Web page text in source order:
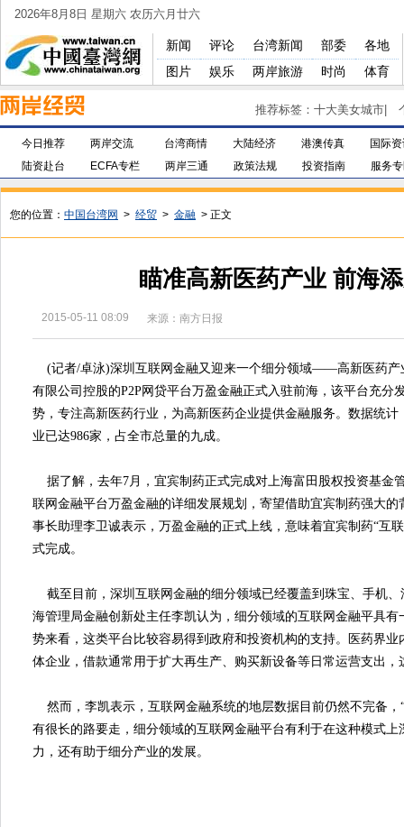
2026年8月8日 星期六 农历六月廿六
新闻 评论 台湾新闻 部委
各地
图片
娱乐 两岸旅游 时尚 体育
推荐标签： 十大美女城市
今日推荐 两岸交流 台湾商情 大陆经济 港澳传真
国际
陆资赴台
ECFA专栏 两岸三通 政策法规 投资指南 服务
您的位置： 中国台湾网 > 经贸 > 金融 > 正文
瞄准高新医药产业 前海
2015-05-11 08:09 来源：南方日报
(记者/卓泳)深圳互联网金融又迎来一个细分领域——高新医药产
有限公司控股的P2P网贷平台万盈金融正式入驻前海，该平台充分
势，专注高新医药行业，为高新医药企业提供金融服务。数据统计
业已达986家，占全市总量的九成。
据了解，去年7月，宜宾制药正式完成对上海富田股权投资基金
联网金融平台万盈金融的详细发展规划，寄望借助宜宾制药强大
事长助理李卫诚表示，万盈金融的正式上线，意味着宜宾制药“互
式完成。
截至目前，深圳互联网金融的细分领域已经覆盖到珠宝、手机
海管理局金融创新处主任李凯认为，细分领域的互联网金融平具
势来看，这类平台比较容易得到政府和投资机构的支持。医药界
体企业，借款通常用于扩大再生产、购买新设备等日常运营支出，
然而，李凯表示，互联网金融系统的地层数据目前仍然不完备，
有很长的路要走，细分领域的互联网金融平台有利于在这种模式
力，还有助于细分产业的发展。